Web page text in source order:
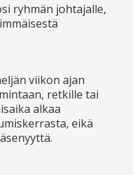
ryhmän johtajalle,
viikon ajan
retkille tai
alkaa
eikä